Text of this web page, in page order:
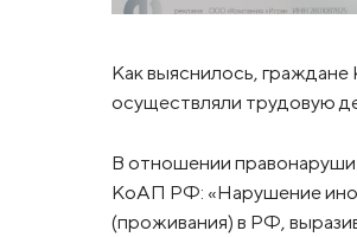
Как выяснилось,
осуществляли трудовую
В отношении
КоАП РФ: «Нарушение
(проживания) в РФ,